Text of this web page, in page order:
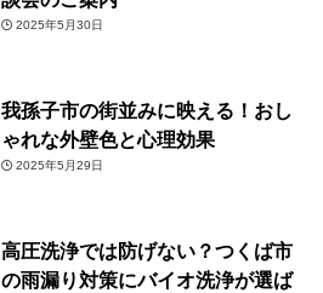
2025年5月30日
我孫子市の街並みに映える！おし
ゃれな外壁色と心理効果
2025年5月29日
高圧洗浄では防げない？つくば市
の雨漏り対策にバイオ洗浄が選ば